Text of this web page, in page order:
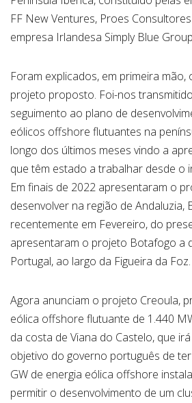
FF New Ventures, Proes
empresa Irlandesa Simply Blue
Foram explicados, em primeira mão,
projeto proposto. Foi-nos
seguimento ao plano de
eólicos offshore flutuantes na
longo dos últimos meses vindo a
que têm estado a trabalhar desde o
Em finais de 2022 apresentaram o
desenvolver na região de Andaluzia,
recentemente em Fevereiro, do
apresentaram o projeto Botafogo a
Portugal, ao largo da Figueira da Foz.
Agora anunciam o projeto Creoula,
eólica offshore flutuante de 1.440
da costa de Viana do Castelo, que
objetivo do governo português de
GW de energia eólica offshore
permitir o desenvolvimento de um